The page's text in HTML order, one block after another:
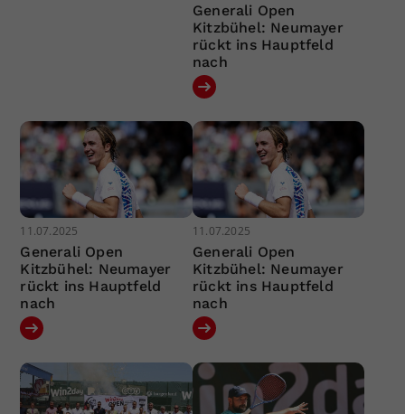
Generali Open
Kitzbühel: Neumayer
rückt ins Hauptfeld
nach
11.07.2025
Generali Open
Kitzbühel: Neumayer
rückt ins Hauptfeld
nach
11.07.2025
Generali Open
Kitzbühel: Neumayer
rückt ins Hauptfeld
nach